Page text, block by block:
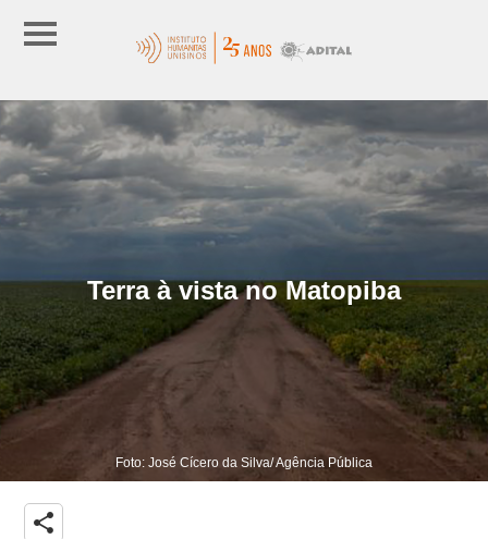
Terra à vista no Matopiba
Foto: José Cícero da Silva/ Agência Pública
share